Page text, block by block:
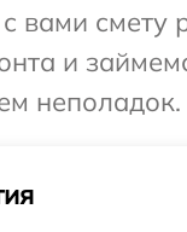
вами смету
и
неполадок.